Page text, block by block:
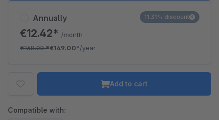
Annually
€12.42* /month
€168.00*€149.00*/year
11.31% discount
Add to cart
Compatible with: